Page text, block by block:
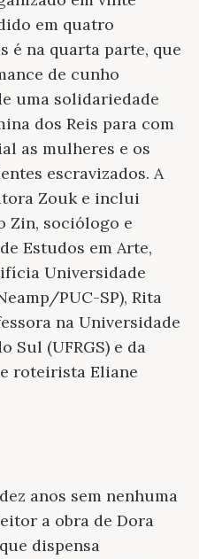
em quatro
é na quarta parte, que
de cunho
uma solidariedade
dos Reis para com
as mulheres e os
escravizados. A
Zouk e inclui
Zin, sociólogo e
Estudos em Arte,
Universidade
PUC-SP), Rita
na Universidade
Sul (UFRGS) e da
roteirista Eliane
anos sem nenhuma
a obra de Dora
dispensa